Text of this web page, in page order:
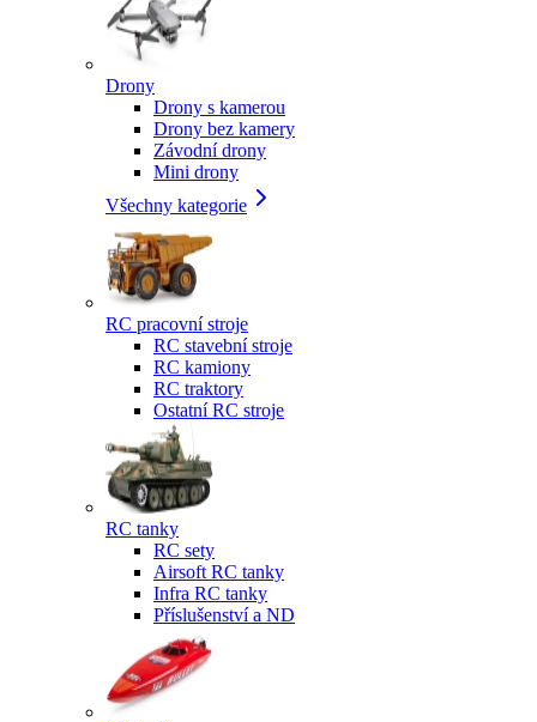
Drony
Drony s kamerou
Drony bez kamery
Závodní drony
Mini drony
Všechny kategorie
RC pracovní stroje
RC stavební stroje
RC kamiony
RC traktory
Ostatní RC stroje
RC tanky
RC sety
Airsoft RC tanky
Infra RC tanky
Příslušenství a ND